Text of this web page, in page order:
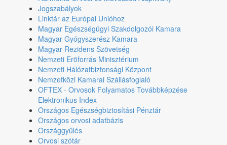
Jogszabályok
Linktár az Európai Unióhoz
Magyar Egészségügyi Szakdolgozói Kamara
Magyar Gyógyszerész Kamara
Magyar Rezidens Szövetség
Nemzeti Eröforrás Minisztérium
Nemzeti Hálózatbiztonsági Központ
Nemzetközi Kamarai Szállásfoglaló
OFTEX - Orvosok Folyamatos Továbbképzése
Elektronikus Index
Országos Egészségbiztosítási Pénztár
Országos orvosi adatbázis
Országgyűlés
Orvosi szótár